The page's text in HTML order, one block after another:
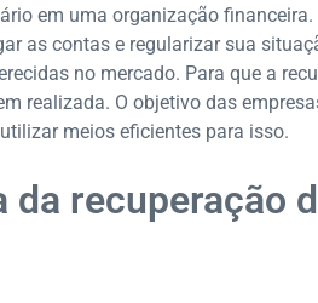
em uma organização
as contas e regularizar sua
no mercado. Para que a
realizada. O objetivo das
meios eficientes para isso.
recuperação